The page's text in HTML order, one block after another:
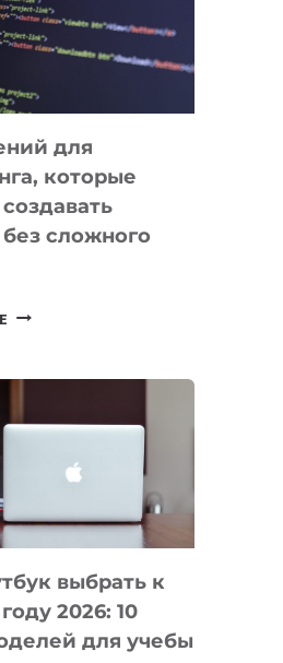
ДЛЯ
РАБОТЫ
для
которые
сложного
КОТОРЫЕ
СОЗДАВАТЬ
БЕЗ
КОДА выбрать к
2026: 10
для учебы